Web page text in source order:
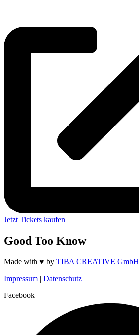
Jetzt Tickets kaufen
Good Too Know
Made with ♥️ by TIBA CREATIVE GmbH
Impressum | Datenschutz
Facebook